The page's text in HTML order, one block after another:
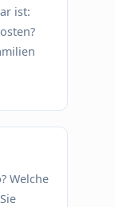
ist:
Welche